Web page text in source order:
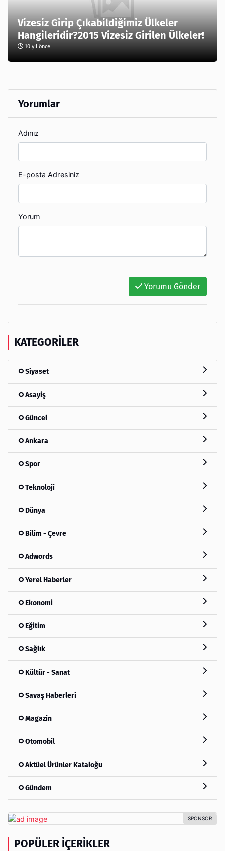
Vizesiz Girip Çıkabildiğimiz Ülkeler
Hangileridir?2015 Vizesiz Girilen Ülkeler!
10 yıl önce
Yorumlar
Adınız
E-posta Adresiniz
Yorum
Yorumu Gönder
KATEGORILER
Siyaset
Asayiş
Güncel
Ankara
Spor
Teknoloji
Dünya
Bilim - Çevre
Adwords
Yerel Haberler
Ekonomi
Eğitim
Sağlık
Kültür - Sanat
Savaş Haberleri
Magazin
Otomobil
Aktüel Ürünler Kataloğu
Gündem
POPÜLER İÇERIKLER